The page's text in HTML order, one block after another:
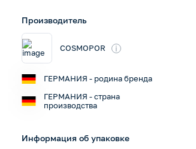
Производитель
COSMOPOR i
ГЕРМАНИЯ - родина бренда
ГЕРМАНИЯ - страна
производства
Информация об упаковке